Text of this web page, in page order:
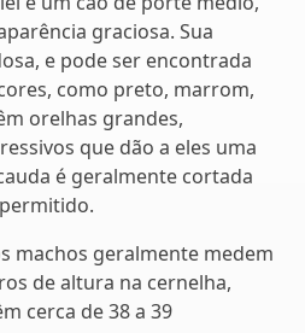
graciosa. Sua
e pode ser encontrada
como preto, marrom,
orelhas grandes,
que dão a eles uma
é geralmente cortada
machos geralmente medem
de altura na cernelha,
cerca de 38 a 39